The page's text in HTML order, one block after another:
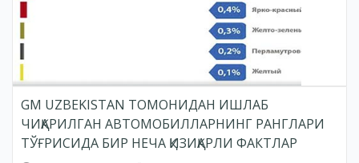
GM UZBEKISTAN ТОМОНИДАН ИШЛАБ
ЧИҚАРИЛГАН АВТОМОБИЛЛАРНИНГ РАНГЛАРИ
ТЎҒРИСИДА БИР НЕЧА ҚИЗИҚАРЛИ ФАКТЛАР